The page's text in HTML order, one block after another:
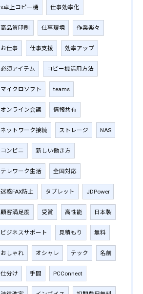
x卓上コピー機 仕事効率化
高品質印刷 仕事環境 作業楽々
お仕事 仕事支援 効率アップ
必須アイテム コピー機活用方法
マイクロソフト teams
オンライン会議 情報共有
ネットワーク接続 ストレージ NAS
コンビニ 新しい働き方
テレワーク生活 全国対応
迷惑FAX防止 タブレット JDPower
顧客満足度 受賞 高性能 日本製
ビジネスサポート 見積もり 無料
おしゃれ オシャレ テック 名前
仕分け 手間 PCConnect